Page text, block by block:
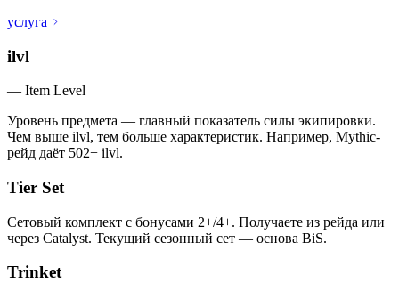
услуга
ilvl
— Item Level
Уровень предмета — главный показатель силы экипировки.
Чем выше ilvl, тем больше характеристик. Например, Mythic-
рейд даёт 502+ ilvl.
Tier Set
Сетовый комплект с бонусами 2+/4+. Получаете из рейда или
через Catalyst. Текущий сезонный сет — основа BiS.
Trinket